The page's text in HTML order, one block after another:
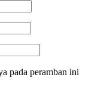
pada peramban ini